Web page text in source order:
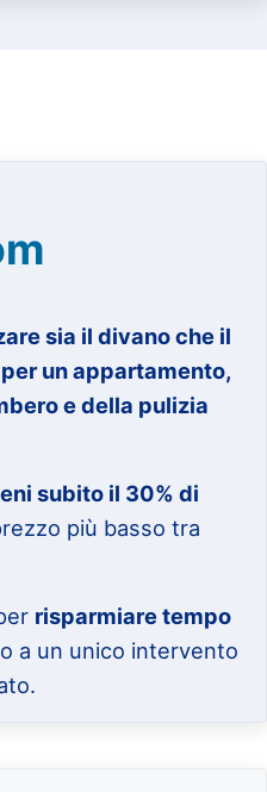
sia il divano che il
un appartamento,
e della pulizia
subito il 30% di
più basso tra
risparmiare tempo
a un unico intervento